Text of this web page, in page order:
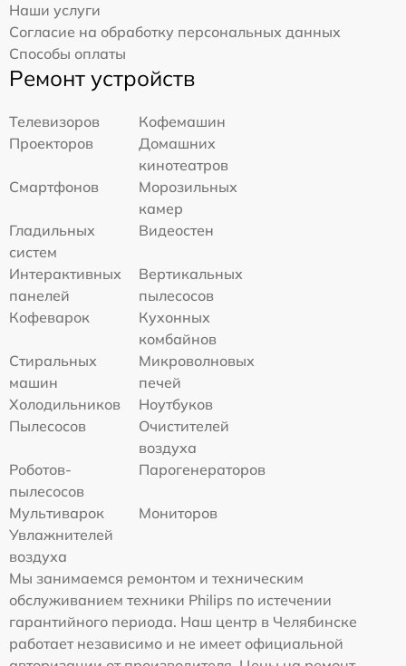
Наши услуги
Согласие на обработку персональных данных
Способы оплаты
Ремонт устройств
Телевизоров
Кофемашин
Проекторов
Домашних
кинотеатров
Смартфонов
Морозильных
камер
Гладильных
систем
Видеостен
Интерактивных
панелей
Вертикальных
пылесосов
Кофеварок
Кухонных
комбайнов
Стиральных
машин
Микроволновых
печей
Холодильников
Ноутбуков
Пылесосов
Очистителей
воздуха
Роботов-
пылесосов
Парогенераторов
Мультиварок
Мониторов
Увлажнителей
воздуха
Мы занимаемся ремонтом и техническим
обслуживанием техники Philips по истечении
гарантийного периода. Наш центр в Челябинске
работает независимо и не имеет официальной